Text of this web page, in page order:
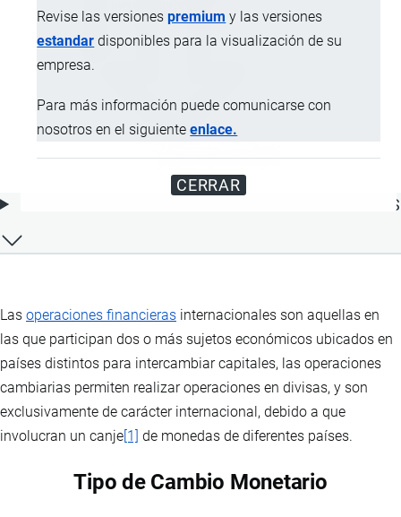
Revise las versionespremium y las versiones
estandar disponibles para la visualización de su
empresa.
Para más información puede comunicarse con
nosotros en el siguienteenlace.
CERRAR
ÍNDICE DE CONTENIDOS
Las operaciones financieras internacionales son aquellas en
las que participan dos o más sujetos económicos ubicados en
países distintos para intercambiar capitales, las operaciones
cambiarias permiten realizar operaciones en divisas, y son
exclusivamente de carácter internacional, debido a que
involucran un canje[1] de monedas de diferentes países.
Tipo de Cambio Monetario